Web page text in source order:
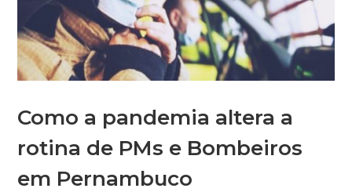
Como a pandemia altera a
rotina de PMs e Bombeiros
em Pernambuco